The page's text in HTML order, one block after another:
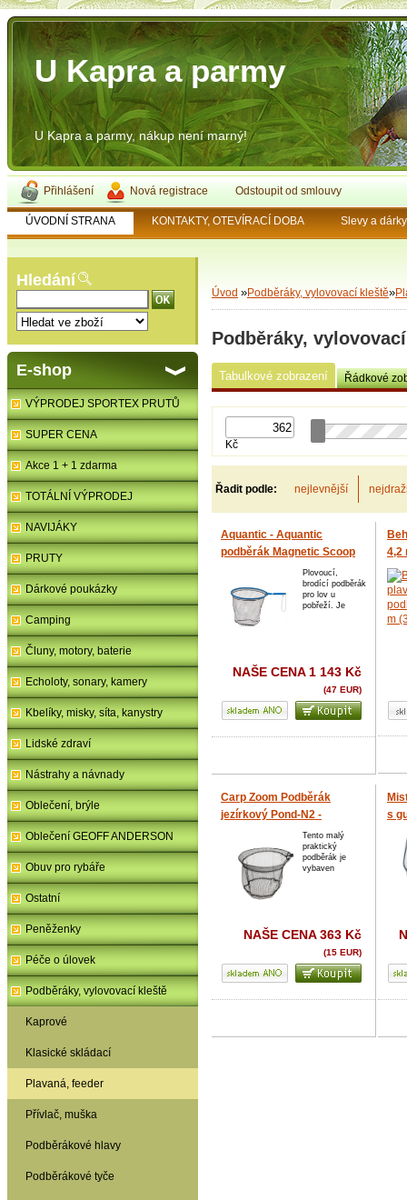
U Kapra a parmy
U Kapra a parmy, nákup není marný!
Přihlášení Nová registrace Odstoupit od smlouvy
ÚVODNÍ STRANA KONTAKTY, OTEVÍRACÍ DOBA Slevy a
Hledání
E-shop
VÝPRODEJ SPORTEX PRUTŮ
SUPER CENA
Akce 1 + 1 zdarma
TOTÁLNÍ VÝPRODEJ
NAVIJÁKY
PRUTY
Dárkové poukázky
Camping
Čluny, motory, baterie
Echoloty, sonary, kamery
Kbelíky, misky, síta, kanystry
Lidské zdraví
Nástrahy a návnady
Oblečení, brýle
Oblečení GEOFF ANDERSON
Obuv pro rybáře
Ostatní
Peněženky
Péče o úlovek
Podběráky, vylovovací kleště
Kaprové
Klasické skládací
Plavaná, feeder
Přívlač, muška
Podběrákové hlavy
Podběrákové tyče
Úvod »Podběráky, vylovovací kleště»
Podběráky,
Tabulkové zobrazení Řádkové
Kč
Řadit podle: nejlevnější
Aquantic - Aquantic
podběrák Magnetic Scoop
Plovoucí,
brodící podběrák
pro lov u
pobřeží. Je
NAŠE CENA 1 143 Kč
(47 EUR)
4,2
Carp Zoom Podběrák
jezírkový Pond-N2 -
Tento malý
praktický
podběrák je
vybaven
NAŠE CENA363 Kč
(15 EUR)
s